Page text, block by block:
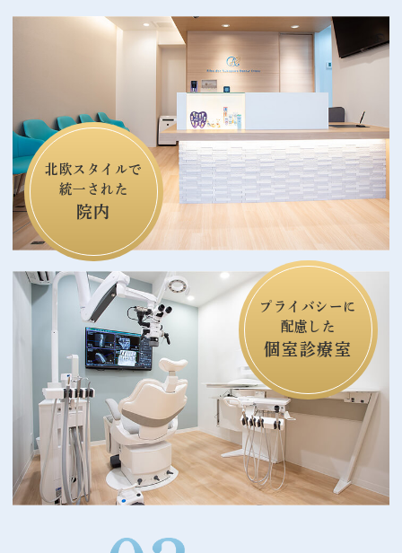
北欧スタイルで
統一された
院内
プライバシーに
配慮した
個室診療室